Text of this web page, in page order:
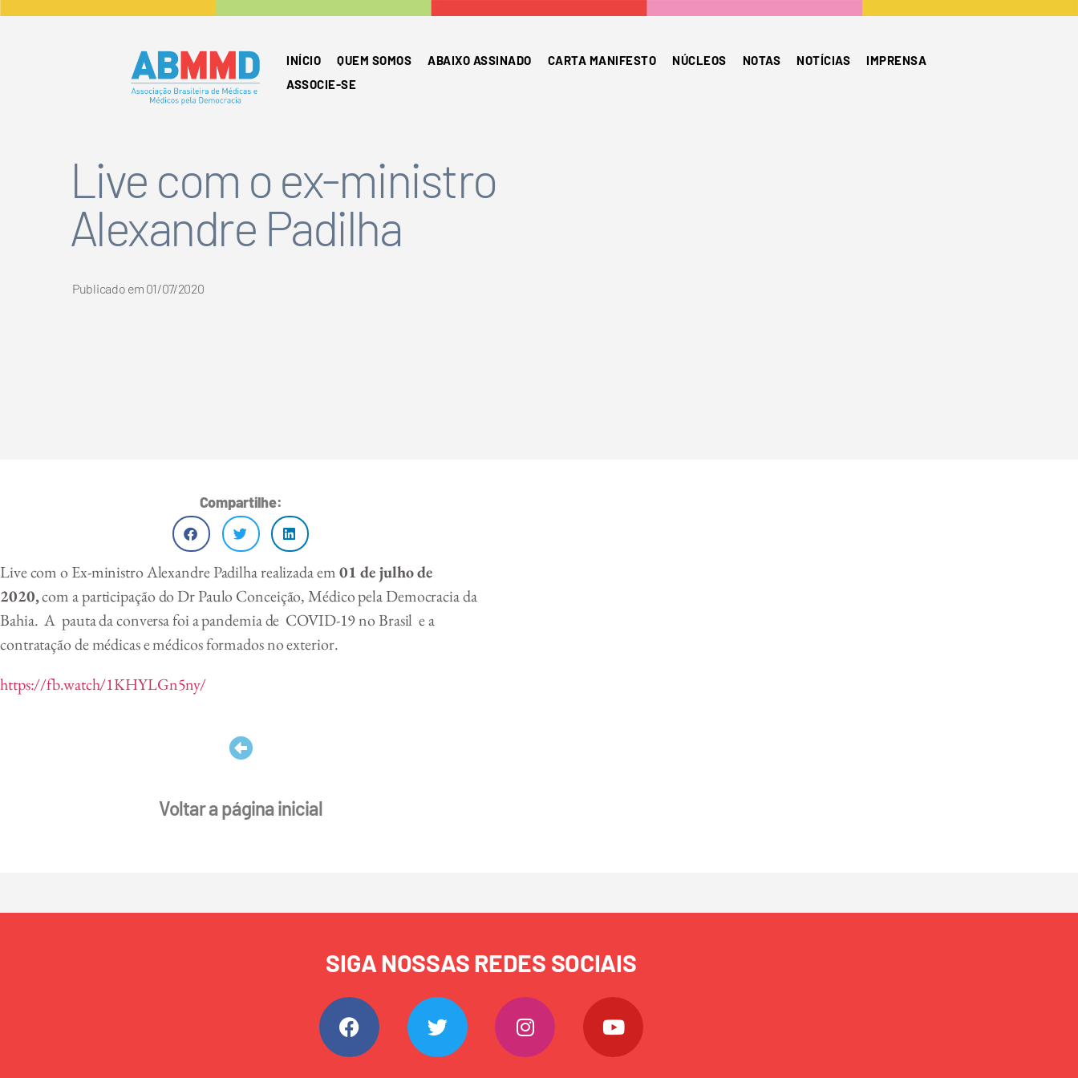
INÍCIO QUEM SOMOS ABAIXO ASSINADO CARTA MANIFESTO NÚCLEOS NOTAS NOTÍCIAS
IMPRENSA
ASSOCIE-SE
Live com o ex-ministro
Alexandre Padilha
Publicado em 01/07/2020
Compartilhe:
Live com o Ex-ministro Alexandre Padilha realizada em01 de julho de
2020,com a participação do Dr Paulo Conceição, Médico pela Democracia da
Bahia. A pauta da conversa foi a pandemia de COVID-19 no Brasil e a
contratação de médicas e médicos formados no exterior.
https://fb.watch/1KHYLGn5ny/
Voltar a página inicial
SIGA NOSSAS REDES SOCIAIS